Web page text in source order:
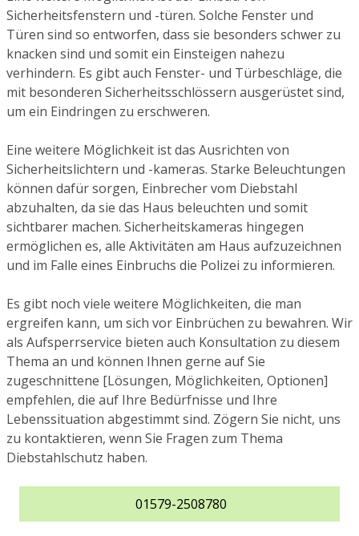
Sicherheitsfenstern und -türen. Solche Fenster und
Türen sind so entworfen, dass sie besonders schwer zu
knacken sind und somit ein Einsteigen nahezu
verhindern. Es gibt auch Fenster- und Türbeschläge, die
mit besonderen Sicherheitsschlössern ausgerüstet sind,
um ein Eindringen zu erschweren.
Eine weitere Möglichkeit ist das Ausrichten von
Sicherheitslichtern und -kameras. Starke Beleuchtungen
können dafür sorgen, Einbrecher vom Diebstahl
abzuhalten, da sie das Haus beleuchten und somit
sichtbarer machen. Sicherheitskameras hingegen
ermöglichen es, alle Aktivitäten am Haus aufzuzeichnen
und im Falle eines Einbruchs die Polizei zu informieren.
Es gibt noch viele weitere Möglichkeiten, die man
ergreifen kann, um sich vor Einbrüchen zu bewahren. Wir
als Aufsperrservice bieten auch Konsultation zu diesem
Thema an und können Ihnen gerne auf Sie
zugeschnittene [Lösungen, Möglichkeiten, Optionen]
empfehlen, die auf Ihre Bedürfnisse und Ihre
Lebenssituation abgestimmt sind. Zögern Sie nicht, uns
zu kontaktieren, wenn Sie Fragen zum Thema
Diebstahlschutz haben.
01579-2508780